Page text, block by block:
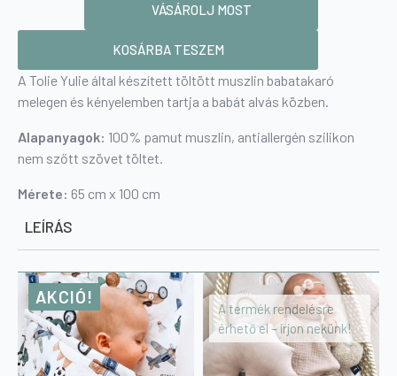
-
mennyiség
VÁSÁROLJ MOST
KOSÁRBA TESZEM
A Tolie Yulie által készített töltött muszlin babatakaró
melegen és kényelemben tartja a babát alvás közben.
Alapanyagok: 100% pamut muszlin, antiallergén szilikon
nem szőtt szövet töltet.
Mérete: 65 cm x 100 cm
LEÍRÁS
AKCIÓ!
A termék rendelésre
érhető el – írjon nekünk!